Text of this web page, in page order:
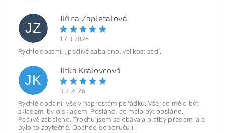
JZ
Jiřina Zapletalová
17.3.2026
Rychle dosani, , pečlivě zabaleno, velikost sedí.
JK
Jitka Královcová
3.2.2026
Rychlé dodání. Vše v naprostém pořádku. Vše, co mělo být
skladem, bylo skladem. Posláno, co mělo být posláno.
Pečlivě zabaleno. Trochu jsem se obávala platby předem, ale
bylo to zbytečné. Obchod doporučuji.